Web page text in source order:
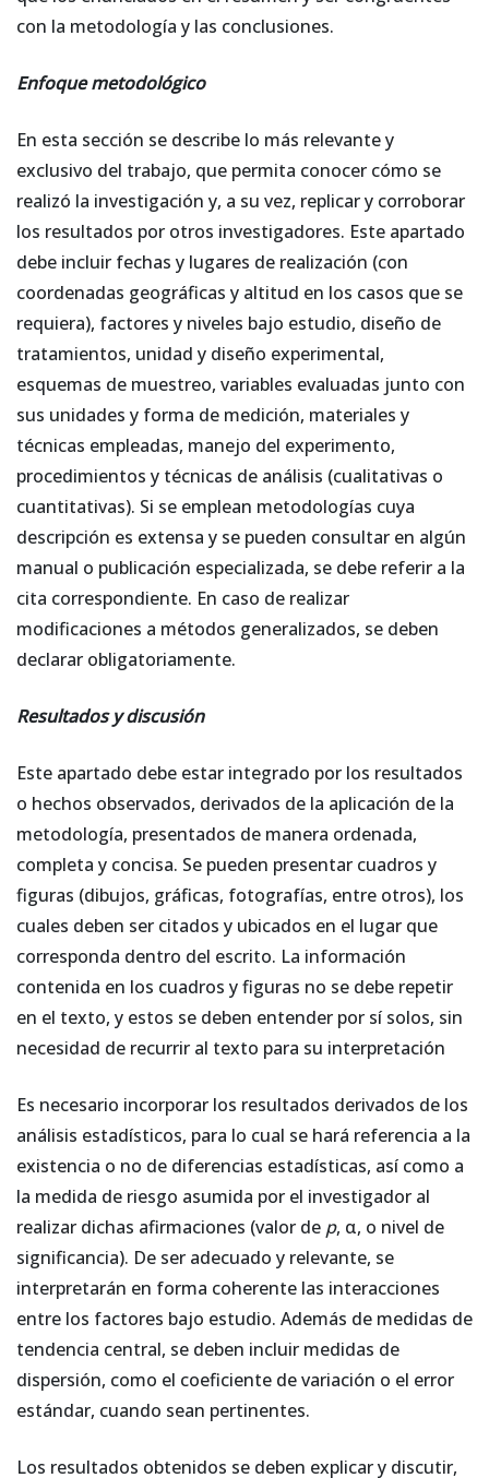
con la metodología y las conclusiones.
Enfoque metodológico
En esta sección se describe lo más relevante y
exclusivo del trabajo, que permita conocer cómo se
realizó la investigación y, a su vez, replicar y corroborar
los resultados por otros investigadores. Este apartado
debe incluir fechas y lugares de realización (con
coordenadas geográficas y altitud en los casos que se
requiera), factores y niveles bajo estudio, diseño de
tratamientos, unidad y diseño experimental,
esquemas de muestreo, variables evaluadas junto con
sus unidades y forma de medición, materiales y
técnicas empleadas, manejo del experimento,
procedimientos y técnicas de análisis (cualitativas o
cuantitativas). Si se emplean metodologías cuya
descripción es extensa y se pueden consultar en algún
manual o publicación especializada, se debe referir a la
cita correspondiente. En caso de realizar
modificaciones a métodos generalizados, se deben
declarar obligatoriamente.
Resultados y discusión
Este apartado debe estar integrado por los resultados
o hechos observados, derivados de la aplicación de la
metodología, presentados de manera ordenada,
completa y concisa. Se pueden presentar cuadros y
figuras (dibujos, gráficas, fotografías, entre otros), los
cuales deben ser citados y ubicados en el lugar que
corresponda dentro del escrito. La información
contenida en los cuadros y figuras no se debe repetir
en el texto, y estos se deben entender por sí solos, sin
necesidad de recurrir al texto para su interpretación
Es necesario incorporar los resultados derivados de los
análisis estadísticos, para lo cual se hará referencia a la
existencia o no de diferencias estadísticas, así como a
la medida de riesgo asumida por el investigador al
realizar dichas afirmaciones (valor de p, α, o nivel de
significancia). De ser adecuado y relevante, se
interpretarán en forma coherente las interacciones
entre los factores bajo estudio. Además de medidas de
tendencia central, se deben incluir medidas de
dispersión, como el coeficiente de variación o el error
estándar, cuando sean pertinentes.
Los resultados obtenidos se deben explicar y discutir,